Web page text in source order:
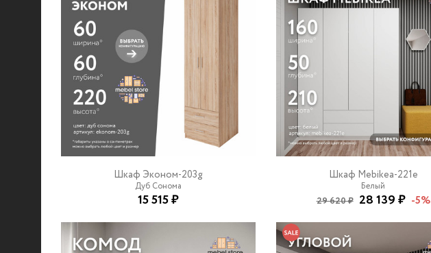
© 2021-2026 mebel.store
Шкаф Эконом-203g
Дуб Сонома
15 515 ₽
Шкаф Mebikea-221e
Белый
29 620 ₽ 28 139 ₽ -5%